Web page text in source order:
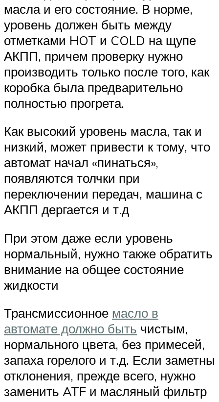
масла и его состояние. В норме,
уровень должен быть между
отметками HOT и COLD на щупе
АКПП, причем проверку нужно
производить только после того, как
коробка была предварительно
полностью прогрета.
Как высокий уровень масла, так и
низкий, может привести к тому, что
автомат начал «пинаться»,
появляются толчки при
переключении передач, машина с
АКПП дергается и т.д
При этом даже если уровень
нормальный, нужно также обратить
внимание на общее состояние
жидкости
Трансмиссионное масло в
автомате должно быть чистым,
нормального цвета, без примесей,
запаха горелого и т.д. Если заметны
отклонения, прежде всего, нужно
заменить ATF и масляный фильтр